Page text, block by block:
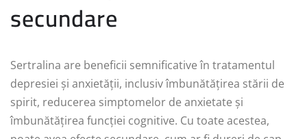
secundare
Sertralina are beneficii semnificative în tratamentul
depresiei și anxietății, inclusiv îmbunătățirea stării de
spirit, reducerea simptomelor de anxietate și
îmbunătățirea funcției cognitive. Cu toate acestea,